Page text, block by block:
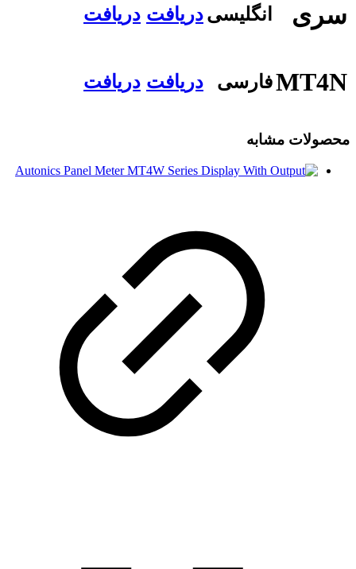
سری انگلیسیدریافت دریافت
MT4Nفارسی دریافت دریافت
محصولات مشابه